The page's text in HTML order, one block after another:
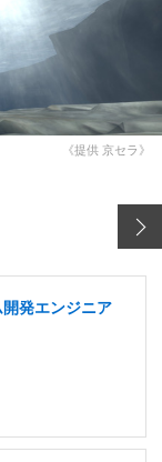
《提供 京セラ》
発エンジニア